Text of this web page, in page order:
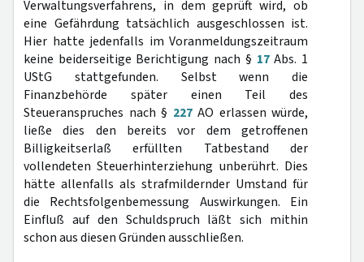
Verwaltungsverfahrens, in dem geprüft wird, ob
eine Gefährdung tatsächlich ausgeschlossen ist.
Hier hatte jedenfalls im Voranmeldungszeitraum
keine beiderseitige Berichtigung nach § 17Abs. 1
UStG stattgefunden. Selbst wenn die
Finanzbehörde später einen Teil des
Steueranspruches nach § 227AO erlassen würde,
ließe dies den bereits vor dem getroffenen
Billigkeitserlaß erfüllten Tatbestand der
vollendeten Steuerhinterziehung unberührt. Dies
hätte allenfalls als strafmildernder Umstand für
die Rechtsfolgenbemessung Auswirkungen. Ein
Einfluß auf den Schuldspruch läßt sich mithin
schon aus diesen Gründen ausschließen.